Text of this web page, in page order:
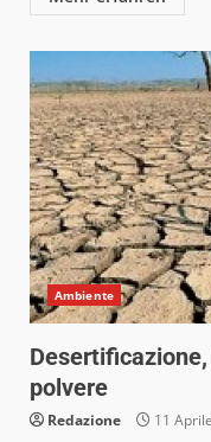
Ambiente
polvere
Redazione 11